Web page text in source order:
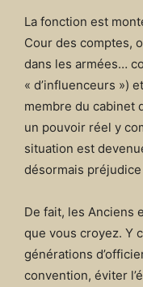
La fonction est
Cour des comptes,
dans les armées…
« d’influenceurs »)
membre du cabinet
un pouvoir réel y
situation est
désormais
De fait, les Anciens
que vous croyez. Y
générations
convention, éviter